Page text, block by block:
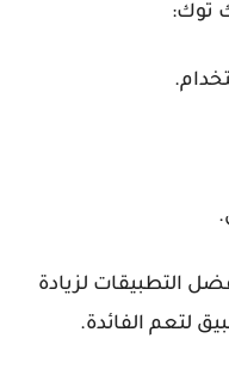
توك:
التطبيقات لزيادة
لتعم الفائدة.